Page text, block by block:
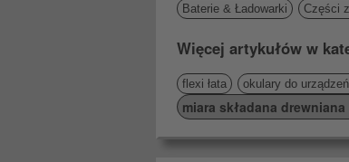
Baterie & Ładowarki
Części
Więcej artykułów w
flexi łata okulary do
miara składana